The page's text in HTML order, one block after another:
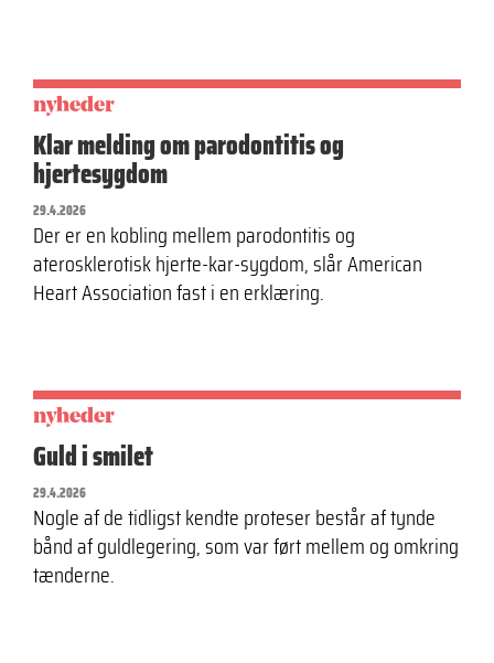
nyheder
Klar melding om parodontitis og
hjertesygdom
29.4.2026
Der er en kobling mellem parodontitis og
aterosklerotisk hjerte-kar-sygdom, slår American
Heart Association fast i en erklæring.
nyheder
Guld i smilet
29.4.2026
Nogle af de tidligst kendte proteser består af tynde
bånd af guldlegering, som var ført mellem og omkring
tænderne.